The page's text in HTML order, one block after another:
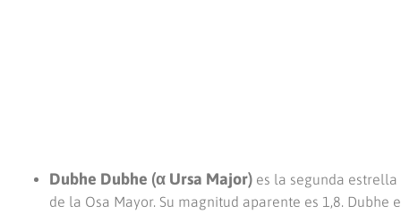
Dubhe Dubhe (α Ursa Major) es la segunda
de la Osa Mayor. Su magnitud aparente es 1,8.